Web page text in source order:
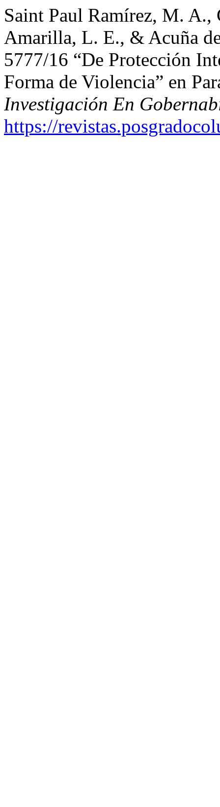
Saint Paul Ramírez, M.
Amarilla, L. E., & Acuña
5777/16 “De Protección
Forma de Violencia” en
Investigación En
https://